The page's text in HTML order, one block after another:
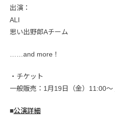
出演：
ALI
思い出野郎Aチーム
……and more！
・チケット
一般販売：1月19日（金）11:00〜
■公演詳細